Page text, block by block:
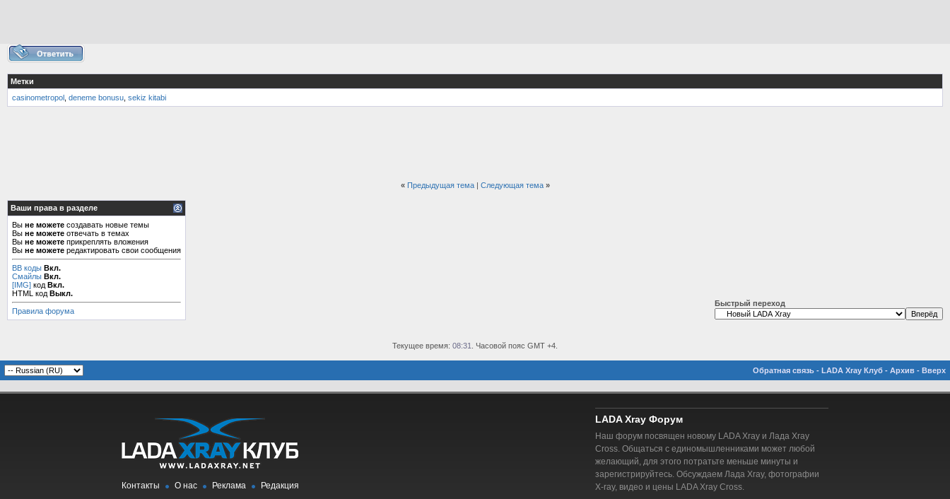
Метки
casinometropol deneme bonusu sekiz kitabi
« Предыдущая тема| Следующая тема »
Ваши права в разделе
Вы не можете создавать новые темы
Вы не можете отвечать в темах
Вы не можете прикреплять вложения
Вы не можете редактировать свои сообщения
BB коды Вкл.
Смайлы Вкл.
[IMG] код Вкл.
HTML код Выкл.
Правила форума
Быстрый переход
Текущее время: 08:31 . Часовой пояс GMT +4.
Обратная связь - LADA Xray Клуб - Архив - Вверх
Контакты О нас Реклама Редакция
LADA Xray Форум
Наш форум посвящен новому LADA Xray и Лада Xray
Cross. Общаться с единомышленниками может любой
желающий, для этого потратьте меньше минуты и
зарегистрируйтесь. Обсуждаем Лада Xray, фотографии
X-ray, видео и цены LADA Xray Cross.